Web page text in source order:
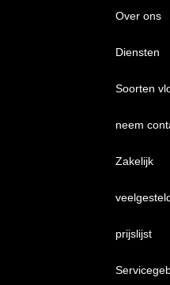
Over ons
Diensten
Soorten
neem
Zakelijk
prijslijst